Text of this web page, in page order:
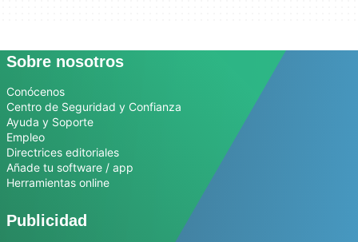
Sobre nosotros
Conócenos
Centro de Seguridad y Confianza
Ayuda y Soporte
Empleo
Directrices editoriales
Añade tu software / app
Herramientas online
Publicidad